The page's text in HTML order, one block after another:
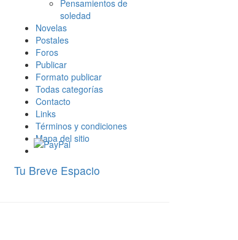
Pensamientos de
soledad
Novelas
Postales
Foros
Publicar
Formato publicar
Todas categorías
Contacto
Links
Términos y condiciones
Mapa del sitio
Tu Breve Espacio